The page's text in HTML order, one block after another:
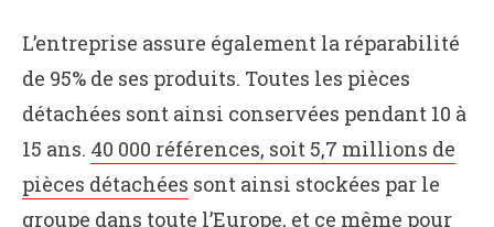
L’entreprise assure également la réparabilité
de 95% de ses produits. Toutes les pièces
détachées sont ainsi conservées pendant 10 à
15 ans. 40 000 références, soit 5,7 millions de
pièces détachées sont ainsi stockées par le
groupe dans toute l’Europe, et ce même pour